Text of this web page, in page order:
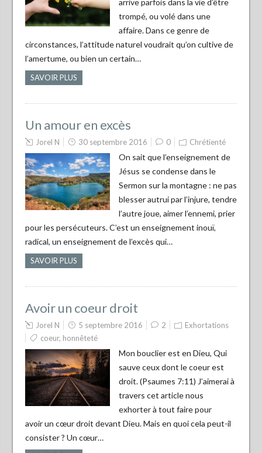
arrive parfois dans la vie d’être
trompé, ou volé dans une
affaire. Dans ce genre de
circonstances, l’attitude naturel voudrait qu’on cultive de
l’amertume, ou bien un certain…
SAVOIR PLUS
Un amour en excès
Jorel N 30 septembre 2016 0 Chrétienté
On sait que l’enseignement de
Jésus se condense dans le
Sermon sur la montagne : ne pas
blesser autrui par l’injure, tendre
l’autre joue, aimer l’ennemi, prier
pour les persécuteurs. C’est un enseignement inouï,
radical, un enseignement de l’excès qui…
SAVOIR PLUS
Avoir un coeur droit
Jorel N 5 septembre 2016 2
Exhortations
coeur, honnêteté
Mon bouclier est en Dieu, Qui
sauve ceux dont le coeur est
droit. (Psaumes 7:11) J’aimerai à
travers cet article nous
exhorter à tout faire pour
avoir un cœur droit devant Dieu. Mais en quoi cela peut-il
consister ? Un cœur…